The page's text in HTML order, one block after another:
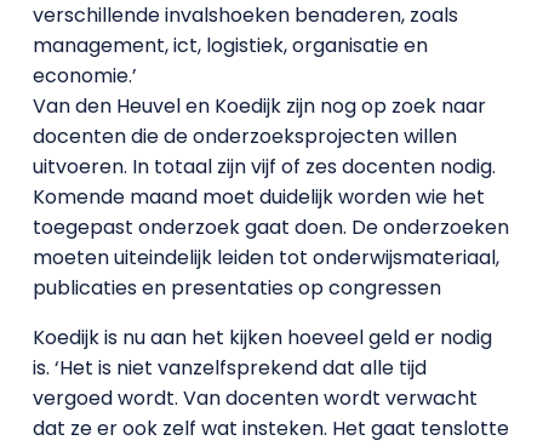
verschillende invalshoeken benaderen, zoals
management, ict, logistiek, organisatie en
economie.’
Van den Heuvel en Koedijk zijn nog op zoek naar
docenten die de onderzoeksprojecten willen
uitvoeren. In totaal zijn vijf of zes docenten nodig.
Komende maand moet duidelijk worden wie het
toegepast onderzoek gaat doen. De onderzoeken
moeten uiteindelijk leiden tot onderwijsmateriaal,
publicaties en presentaties op congressen
Koedijk is nu aan het kijken hoeveel geld er nodig
is. ‘Het is niet vanzelfsprekend dat alle tijd
vergoed wordt. Van docenten wordt verwacht
dat ze er ook zelf wat insteken. Het gaat tenslotte